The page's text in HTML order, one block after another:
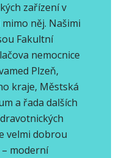
zařízení v
něj. Našimi
Fakultní
nemocnice
Plzeň,
kraje, Městská
a řada dalších
velmi dobrou
moderní